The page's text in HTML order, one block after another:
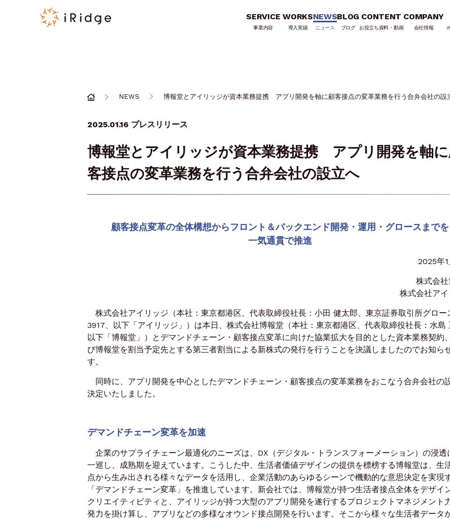
SERVICE
事業内容
WORKS
導入実績
NEWS
ニュース
BLOG
ブログ
CONTENT
お役立ち資料・動画
COMPANY
会社情報
NEWS 博報堂とアイリッジが資本業務提携 アプリ開発を軸に顧客接点の変革業務を行う合弁会社の設
2025.01.16 プレスリリース
博報堂とアイリッジが資本業務提携 アプリ開発を軸
客接点の変革業務を行う合弁会社の設立へ
顧客接点変革の全体構想からフロント＆バックエンド開発・運用・グロースまでを
一気通貫で推進
2025年1
株式会
株式会社ア
株式会社アイリッジ（本社：東京都港区、代表取締役社長：小田 健太郎、東京証券取引所グロー
3917、以下「アイリッジ」）は本日、株式会社博報堂（本社：東京都港区、代表取締役社長：水島
以下「博報堂」）とデマンドチェーン・顧客接点変革に向けた協業拡大を目的とした資本業務契約
び博報堂を割当予定先とする第三者割当による新株式の発行を行うことを決議しましたのでお知ら
す。
同時に、アプリ開発を中心としたデマンドチェーン・顧客接点の変革業務をおこなう合弁会社の
決定いたしました。
デマンドチェーン変革を加速
企業のサプライチェーン最適化のニーズは、DX（デジタル・トランスフォーメーション）の浸透
一巡し、成熟期を迎えています。こうした中、生活者価値デザインの提供を標榜する博報堂は、生
点から生み出される様々なデータを活用し、企業活動のあらゆるシーンで機動的な意思決定を実現
「デマンドチェーン変革」を推進しています。新会社では、博報堂が持つ生活者接点全体をデザイ
クリエイティビティと、アイリッジが持つ大型のアプリ開発を遂行するプロジェクトマネジメント
発力を掛け算し、アプリなどの多様なオウンド接点開発を行います。そこから様々な生活者データ